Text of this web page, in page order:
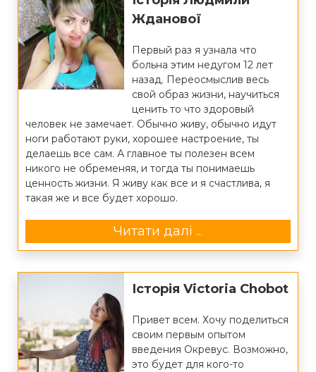
Жданової
Первый раз я узнала что
больна этим недугом 12 лет
назад. Переосмыслив весь
свой образ жизни, научиться
ценить то что здоровый
человек не замечает. Обычно живу, обычно идут
ноги работают руки, хорошее настроение, ты
делаешь все сам. А главное ты полезен всем
никого не обременяя, и тогда ты понимаешь
ценность жизни. Я живу как все и я счастлива, я
такая же и все будет хорошо.
Читати далі ...
Історія Victoria Chobot
Привет всем. Хочу поделиться
своим первым опытом
введения Окревус. Возможно,
это будет для кого-то